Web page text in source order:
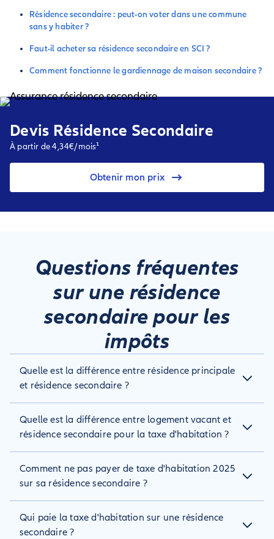
Résidence secondaire : peut-on voter dans une commune
sans y habiter ?
Faut-il acheter sa résidence secondaire en SCI ?
Comment fonctionne le gardiennage de maison secondaire ?
Devis Résidence Secondaire
À partir de 4,34€/mois¹
Obtenir mon prix
Questions fréquentes
sur une résidence
secondaire pour les
impôts
Quelle est la différence entre résidence principale
et résidence secondaire ?
habituellement, au moins huit mois par an. La résidence
secondaire est un logement utilisé occasionnellement, par
Quelle est la différence entre logement vacant et
résidence secondaire pour la taxe d'habitation ?
depuis au moins un an, soumis à une taxe spécifique. Une
résidence secondaire, en revanche, est meublée et utilisée de
certaines communes.
Comment ne pas payer de taxe d'habitation 2025
sur sa résidence secondaire ?
secondaire, vous devez justifier d’une situation particulière :
entrée en EHPAD, contrainte professionnelle, santé ou travail
Qui paie la taxe d'habitation sur une résidence
secondaire ?